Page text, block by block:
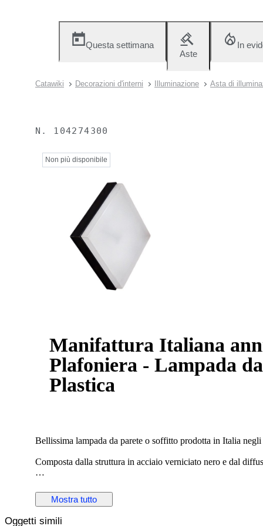
Questa settimana
Aste
In
Catawiki Decorazioni d'interni Illuminazione Asta di
N. 104274300
Non più disponibile
Manifattura Italiana
Plafoniera - Lampada
Plastica
Bellissima lampada da parete o soffitto prodotta in Italia
Composta dalla struttura in acciaio verniciato nero e dal
parte in plastica.
Mostra tutto
Oggetti simili